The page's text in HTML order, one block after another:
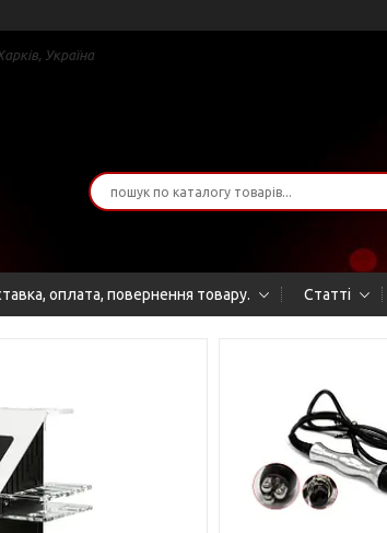
Україна
оплата, повернення товару. Статті